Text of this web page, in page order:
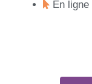
En ligne